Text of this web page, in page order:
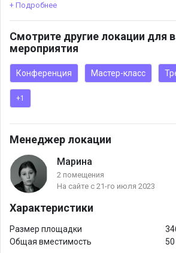
Имеются 3 зала лектория, которые можно
+ Подробнее
Смотрите другие локации для
мероприятия
Конференция Мастер-класс
+1
Менеджер локации
Марина
2 помещения
На сайте с 21-го июля 2023
Характеристики
Размер площадки
Общая вместимость 50